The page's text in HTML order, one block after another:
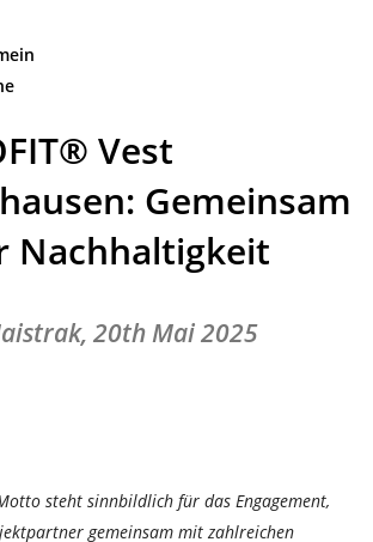
Vest
Gemeinsam
Nachhaltigkeit
20th Mai 2025
steht sinnbildlich für das Engagement,
gemeinsam mit zahlreichen